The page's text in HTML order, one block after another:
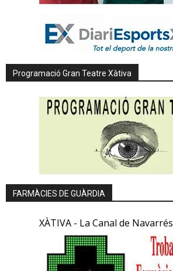
Programació Gran Teatre Xàtiva
FARMÀCIES DE GUÀRDIA
XÀTIVA - La Canal de Navarrés